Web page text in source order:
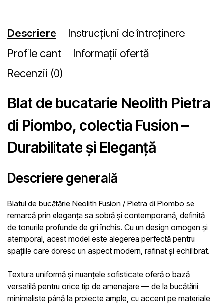
Descriere
Instrucțiuni de întreținere
Profile cant
Informații ofertă
Recenzii (0)
Blat de bucatarie Neolith Pietra
di Piombo, colectia Fusion –
Durabilitate și Eleganță
Descriere generală
Blatul de bucătărie Neolith Fusion / Pietra di Piombo se
remarcă prin eleganța sa sobră și contemporană, definită
de tonurile profunde de gri închis. Cu un design omogen și
atemporal, acest model este alegerea perfectă pentru
spațiile care doresc un aspect modern, rafinat și echilibrat.
Textura uniformă și nuanțele sofisticate oferă o bază
versatilă pentru orice tip de amenajare — de la bucătării
minimaliste până la proiecte ample, cu accent pe materiale